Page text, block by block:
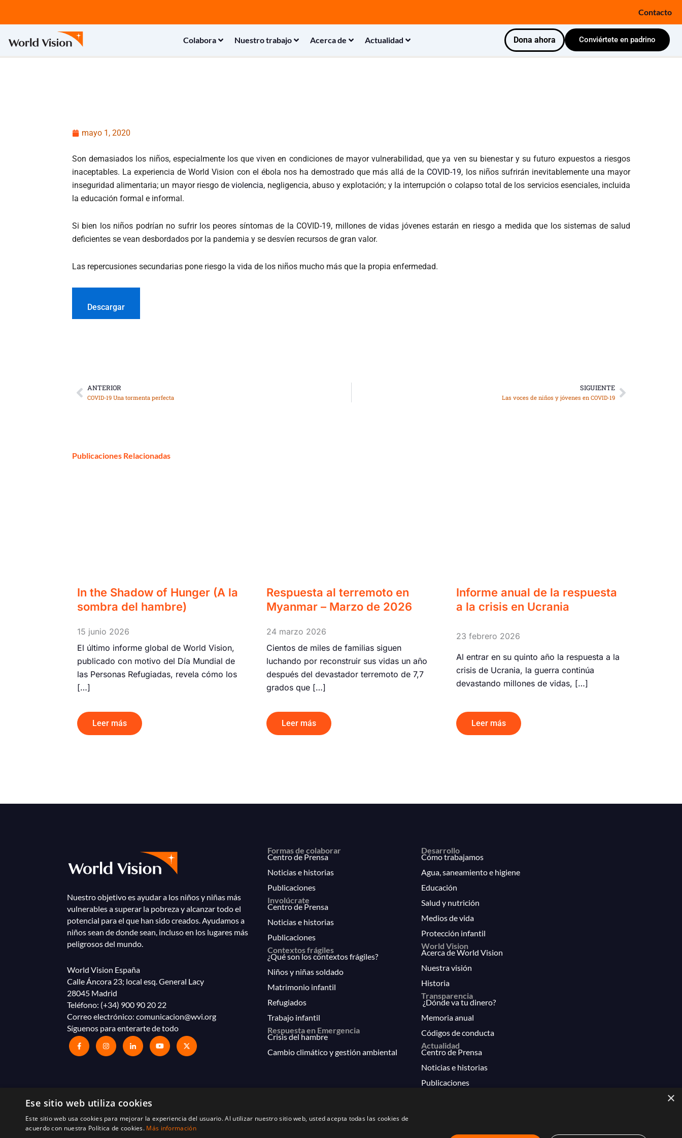
Contacto
Colabora Nuestro trabajo Acerca de Actualidad Dona ahora Conviértete en padrino
mayo 1, 2020
Son demasiados los niños, especialmente los que viven en condiciones de mayor vulnerabilidad, que ya ven su bienestar y su futuro expuestos a riesgos
inaceptables. La experiencia de World Vision con el ébola nos ha demostrado que más allá de la COVID-19, los niños sufrirán inevitablemente una mayor
inseguridad alimentaria; un mayor riesgo deviolencia, negligencia, abuso y explotación; y la interrupción o colapso total de los servicios esenciales, incluida
la educación formal e informal.
Si bien los niños podrían no sufrir los peores síntomas de la COVID-19, millones de vidas jóvenes estarán en riesgo a medida que los sistemas de salud
deficientes se vean desbordados por la pandemia y se desvíen recursos de gran valor.
Las repercusiones secundarias pone riesgo la vida de los niños mucho más que la propia enfermedad.
Descargar
AntANTERIOR
COVID-19 Una tormenta perfecta
SIGUIENTE
Las voces de niños y jóvenes en COVID-19Siguiente
Publicaciones Relacionadas
In the Shadow of Hunger (A la
sombra del hambre)
15 junio 2026
El último informe global de World Vision,
publicado con motivo del Día Mundial de
las Personas Refugiadas, revela cómo los
[…]
Leer más
Respuesta al terremoto en
Myanmar – Marzo de 2026
24 marzo 2026
Cientos de miles de familias siguen
luchando por reconstruir sus vidas un año
después del devastador terremoto de 7,7
grados que […]
Leer más
Informe anual de la respuesta
a la crisis en Ucrania
23 febrero 2026
Al entrar en su quinto año la respuesta a la
crisis de Ucrania, la guerra continúa
devastando millones de vidas, […]
Leer más
Nuestro objetivo es ayudar a los niños y niñas más
vulnerables a superar la pobreza y alcanzar todo el
potencial para el que han sido creados. Ayudamos a
niños sean de donde sean, incluso en los lugares más
peligrosos del mundo.
World Vision España
Calle Áncora 23; local esq. General Lacy
28045 Madrid
Teléfono: (+34) 900 90 20 22
Correo electrónico: comunicacion@wvi.org
Síguenos para enterarte de todo
Formas de colaborar
Centro de Prensa
Noticias e historias
Publicaciones
Involúcrate
Centro de Prensa
Noticias e historias
Publicaciones
Contextos frágiles
¿Qué son los contextos frágiles?
Niños y niñas soldado
Matrimonio infantil
Refugiados
Trabajo infantil
Respuesta en Emergencia
Crisis del hambre
Cambio climático y gestión ambiental
Desarrollo
Cómo trabajamos
Agua, saneamiento e higiene
Educación
Salud y nutrición
Medios de vida
Protección infantil
World Vision
Acerca de World Vision
Nuestra visión
Historia
Transparencia
¿Dónde va tu dinero?
Memoria anual
Códigos de conducta
Actualidad
Centro de Prensa
Noticias e historias
Publicaciones
×
Ese sitio web utiliza cookies
Este sitio web usa cookies para mejorar la experiencia del usuario. Al utilizar nuestro sitio web, usted acepta todas las cookies de
acuerdo con nuestra Política de cookies. Más información